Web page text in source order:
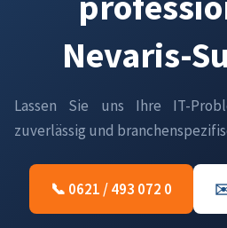
Nevaris-
Lassen Sie uns Ihre IT-
zuverlässig und
📞 0621 / 493 072 0